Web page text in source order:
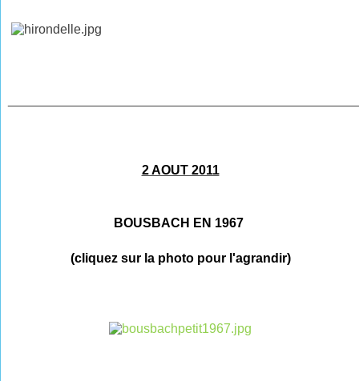
2 AOUT 2011
BOUSBACH EN 1967
(cliquez sur la photo pour l'agrandir)